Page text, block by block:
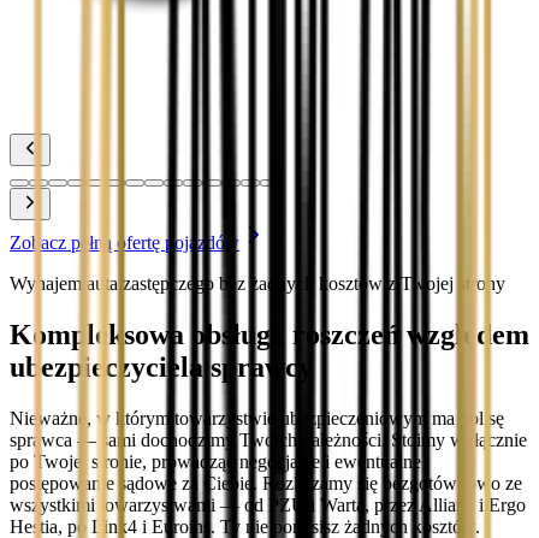
Zobacz pełną ofertę pojazdów
Wynajem auta zastępczego bez żadnych kosztów z Twojej strony
Kompleksowa obsługa roszczeń względem
ubezpieczyciela sprawcy
Nieważne, w którym towarzystwie ubezpieczeniowym ma polisę
sprawca — sami dochodzimy Twoich należności. Stoimy wyłącznie
po Twojej stronie, prowadząc negocjacje i ewentualne
postępowanie sądowe za Ciebie. Rozliczamy się bezgotówkowo ze
wszystkimi towarzystwami — od PZU i Warta, przez Allianz i Ergo
Hestia, po Link4 i Euroins. Ty nie ponosisz żadnych kosztów.